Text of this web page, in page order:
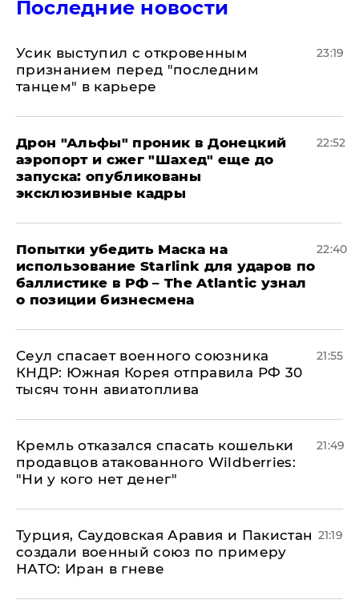
Последние новости
Усик выступил с откровенным
признанием перед "последним
танцем" в карьере
23:19
Дрон "Альфы" проник в Донецкий
аэропорт и сжег "Шахед" еще до
запуска: опубликованы
эксклюзивные кадры
22:52
Попытки убедить Маска на
использование Starlink для ударов по
баллистике в РФ – The Atlantic узнал
о позиции бизнесмена
22:40
​Сеул спасает военного союзника
КНДР: Южная Корея отправила РФ 30
тысяч тонн авиатоплива
21:55
Кремль отказался спасать кошельки
продавцов атакованного Wildberries:
"Ни у кого нет денег"
21:49
Турция, Саудовская Аравия и Пакистан
создали военный союз по примеру
НАТО: Иран в гневе
21:19